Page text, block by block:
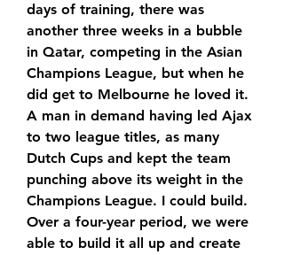
days of training, there was
another three weeks in a bubble
in Qatar, competing in the Asian
Champions League, but when he
did get to Melbourne he loved it.
A man in demand having led Ajax
to two league titles, as many
Dutch Cups and kept the team
punching above its weight in the
Champions League. I could build.
Over a four-year period, we were
able to build it all up and create